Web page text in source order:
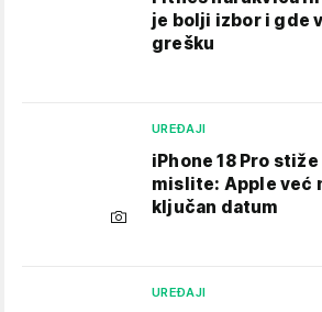
je bolji izbor i gde
grešku
UREĐAJI
iPhone 18 Pro
mislite: Apple već
ključan datum
UREĐAJI